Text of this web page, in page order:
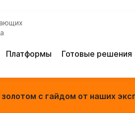
Платформы Готовые решения
с гайдом от наших